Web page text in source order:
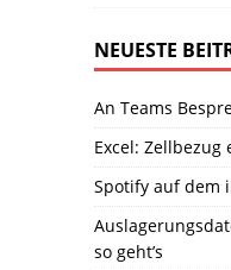
NEUESTE
An Teams
Excel: Zellbezug
Spotify auf dem
so geht’s